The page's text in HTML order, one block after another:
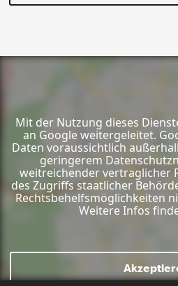
Mit der Nutzung dieses
an Google weitergeleitet.
Daten voraussichtlich
geringerem
weitreichender vertraglicher
des Zugriffs staatlicher
Rechtsbehelfsmöglichkeiten
Weitere Infos